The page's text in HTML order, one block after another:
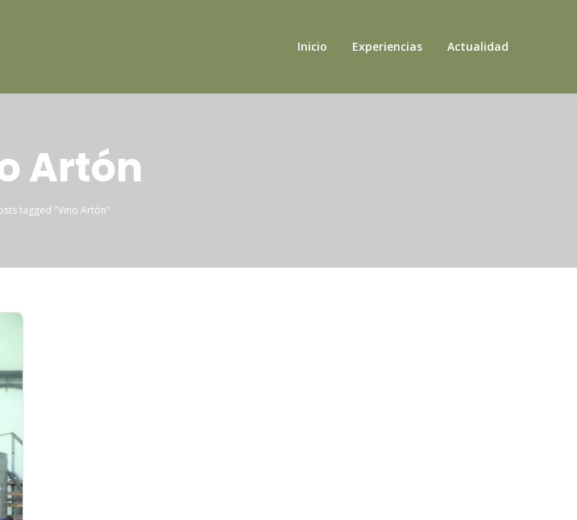
Inicio Experiencias Actualidad
Artón
tagged "Vino Artón"